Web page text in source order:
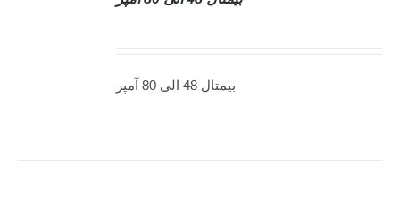
بيمتال 48 الی 80 آمپر